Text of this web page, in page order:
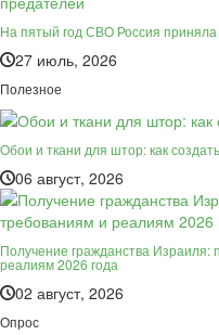
На пятый год СВО Россия
27 июль, 2026
Полезное
Обои и ткани для штор: как
06 август, 2026
Получение гражданства Израиля:
реалиям 2026 года
02 август, 2026
Опрос